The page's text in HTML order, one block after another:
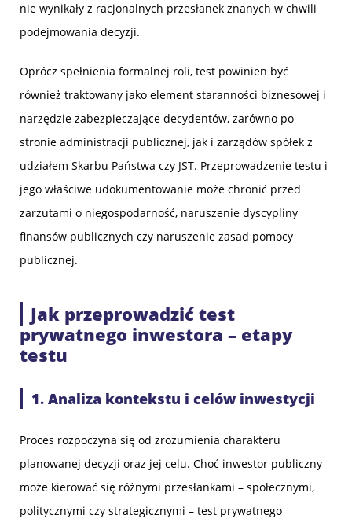
nie wynikały z racjonalnych przesłanek znanych w chwili
podejmowania decyzji.
Oprócz spełnienia formalnej roli, test powinien być
również traktowany jako element staranności biznesowej i
narzędzie zabezpieczające decydentów, zarówno po
stronie administracji publicznej, jak i zarządów spółek z
udziałem Skarbu Państwa czy JST. Przeprowadzenie testu i
jego właściwe udokumentowanie może chronić przed
zarzutami o niegospodarność, naruszenie dyscypliny
finansów publicznych czy naruszenie zasad pomocy
publicznej.
Jak przeprowadzić test
prywatnego inwestora – etapy
testu
1. Analiza kontekstu i celów inwestycji
Proces rozpoczyna się od zrozumienia charakteru
planowanej decyzji oraz jej celu. Choć inwestor publiczny
może kierować się różnymi przesłankami – społecznymi,
politycznymi czy strategicznymi – test prywatnego